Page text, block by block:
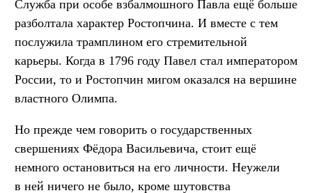
Служба при особе взбалмошного Павла ещё больше
разболтала характер Ростопчина. И вместе с тем
послужила трамплином его стремительной
карьеры. Когда в 1796 году Павел стал императором
России, то и Ростопчин мигом оказался на вершине
властного Олимпа.
Но прежде чем говорить о государственных
свершениях Фёдора Васильевича, стоит ещё
немного остановиться на его личности. Неужели
в ней ничего не было, кроме шутовства